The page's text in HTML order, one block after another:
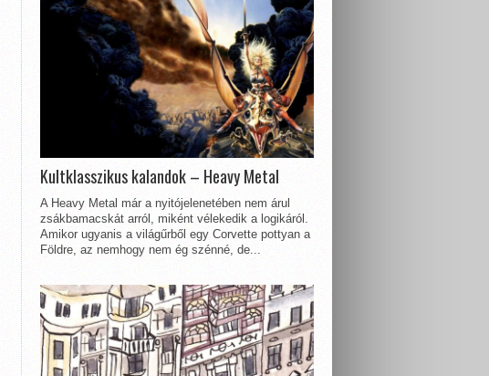
Kultklasszikus kalandok – Heavy Metal
A Heavy Metal már a nyitójelenetében nem árul
zsákbamacskát arról, miként vélekedik a logikáról.
Amikor ugyanis a világűrből egy Corvette pottyan a
Földre, az nemhogy nem ég szénné, de...